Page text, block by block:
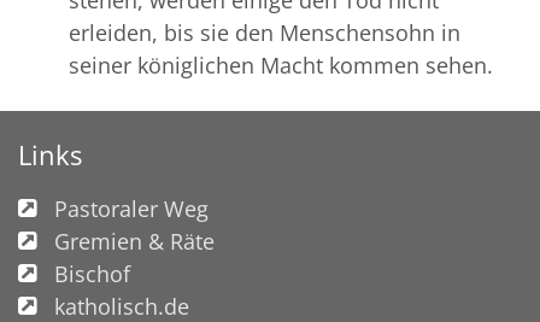
erleiden, bis sie den Menschensohn in
seiner königlichen Macht kommen sehen.
Links
Pastoraler Weg
Gremien & Räte
Bischof
katholisch.de